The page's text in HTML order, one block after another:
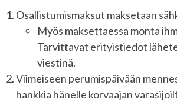
Osallistumismaksut maksetaan
Myös maksettaessa monta
Tarvittavat erityistiedot
viestinä.
Viimeiseen perumispäivään
hankkia hänelle korvaajan